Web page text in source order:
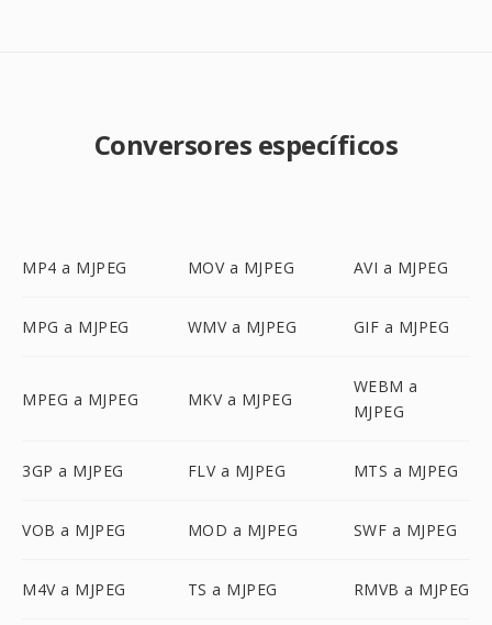
Conversores específicos
MP4 a MJPEG MOV a MJPEG AVI a MJPEG
MPG a MJPEG WMV a MJPEG GIF a MJPEG
MPEG a MJPEG MKV a MJPEG
WEBM a
MJPEG
3GP a MJPEG FLV a MJPEG MTS a MJPEG
VOB a MJPEG MOD a MJPEG SWF a MJPEG
M4V a MJPEG TS a MJPEG RMVB a MJPEG